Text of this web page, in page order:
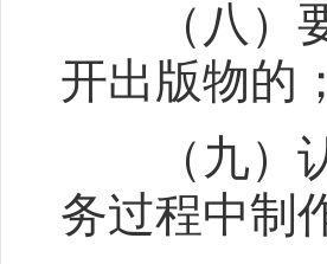
（八）要
开出版物的；
（九）认
务过程中制